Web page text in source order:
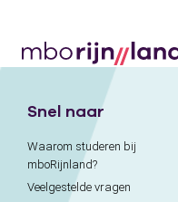
Snel naar
Waarom studeren bij
mboRijnland?
Veelgestelde vragen